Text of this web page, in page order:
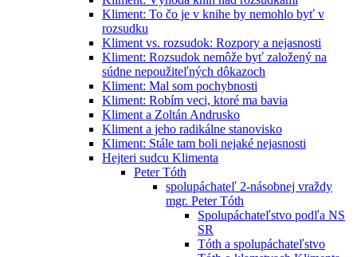
Kliment: To čo je v knihe by nemohlo byť v
rozsudku
Kliment vs. rozsudok: Rozpory a nejasnosti
Kliment: Rozsudok nemôže byť založený na
súdne nepoužiteľných dôkazoch
Kliment: Mal som pochybnosti
Kliment: Robím veci, ktoré ma bavia
Kliment a Zoltán Andrusko
Kliment a jeho radikálne stanovisko
Kliment: Stále tam boli nejaké nejasnosti
Hejteri sudcu Klimenta
Peter Tóth
spolupáchateľ 2-násobnej vraždy
mgr. Peter Tóth
Spolupáchateľstvo podľa NS
SR
Tóth a spolupáchateľstvo